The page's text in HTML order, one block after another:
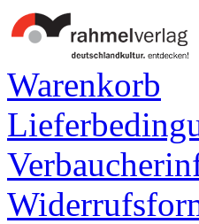
Warenkorb